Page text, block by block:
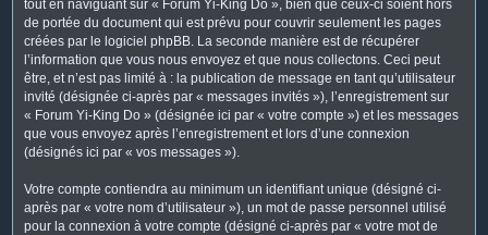
tout en naviguant sur « Forum Yi-King Do », bien que ceux-ci soient hors
de portée du document qui est prévu pour couvrir seulement les pages
créées par le logiciel phpBB. La seconde manière est de récupérer
l’information que vous nous envoyez et que nous collectons. Ceci peut
être, et n’est pas limité à : la publication de message en tant qu’utilisateur
invité (désignée ci-après par « messages invités »), l’enregistrement sur
« Forum Yi-King Do » (désignée ici par « votre compte ») et les messages
que vous envoyez après l’enregistrement et lors d’une connexion
(désignés ici par « vos messages »).
Votre compte contiendra au minimum un identifiant unique (désigné ci-
après par « votre nom d’utilisateur »), un mot de passe personnel utilisé
pour la connexion à votre compte (désigné ci-après par « votre mot de